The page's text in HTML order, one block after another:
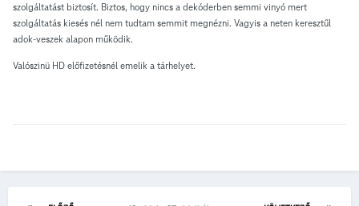
szolgáltatást biztosít. Biztos, hogy nincs a dekóderben semmi vinyó mert
szolgáltatás kiesés nél nem tudtam semmit megnézni. Vagyis a neten keresztűl
adok-veszek alapon működik.
Valószinü HD előfizetésnél emelik a tárhelyet.